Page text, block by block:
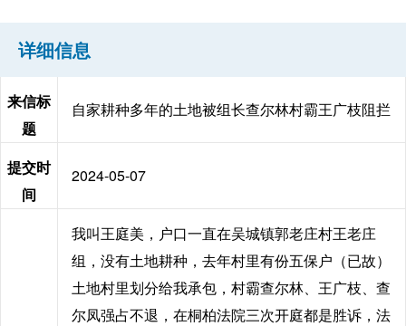
详细信息
来信标
题
自家耕种多年的土地被组长查尔林村霸王广枝阻拦
提交时
间
2024-05-07
我叫王庭美，户口一直在吴城镇郭老庄村王老庄
组，没有土地耕种，去年村里有份五保户（已故）
土地村里划分给我承包，村霸查尔林、王广枝、查
尔凤强占不退，在桐柏法院三次开庭都是胜诉，法